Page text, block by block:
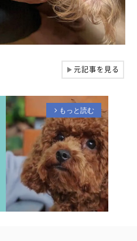
▶元記事を見る
arrow_forward_ios もっと読む